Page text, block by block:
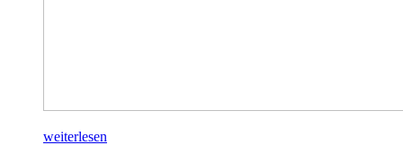
weiterlesen